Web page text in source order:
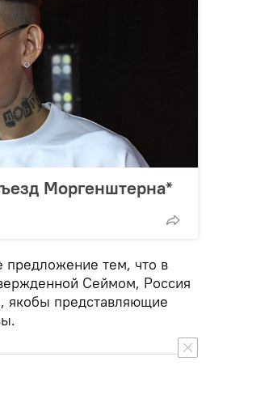
Моргенштерна*
предложение тем, что в
Сеймом, Россия
якобы представляющие